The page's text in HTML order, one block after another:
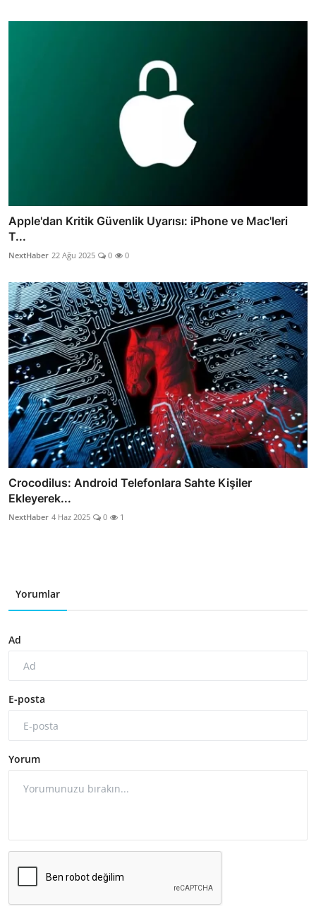
Apple'dan Kritik Güvenlik Uyarısı: iPhone ve Mac'leri
T...
NextHaber 22 Ağu 2025 0 0
Crocodilus: Android Telefonlara Sahte Kişiler
Ekleyerek...
NextHaber 4 Haz 2025 0 1
Yorumlar
Ad
E-posta
Yorum